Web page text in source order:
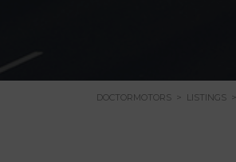
DOCTORMOTORS > LISTINGS >